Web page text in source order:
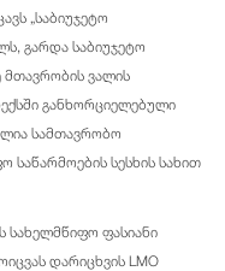
„საბიუჯეტო
გარდა საბიუჯეტო
მთავრობის ვალის
განხორციელებული
სამთავრობო
საწარმოების სესხის სახით
სახელმწიფო ფასიანი
დარიცხვის LMO